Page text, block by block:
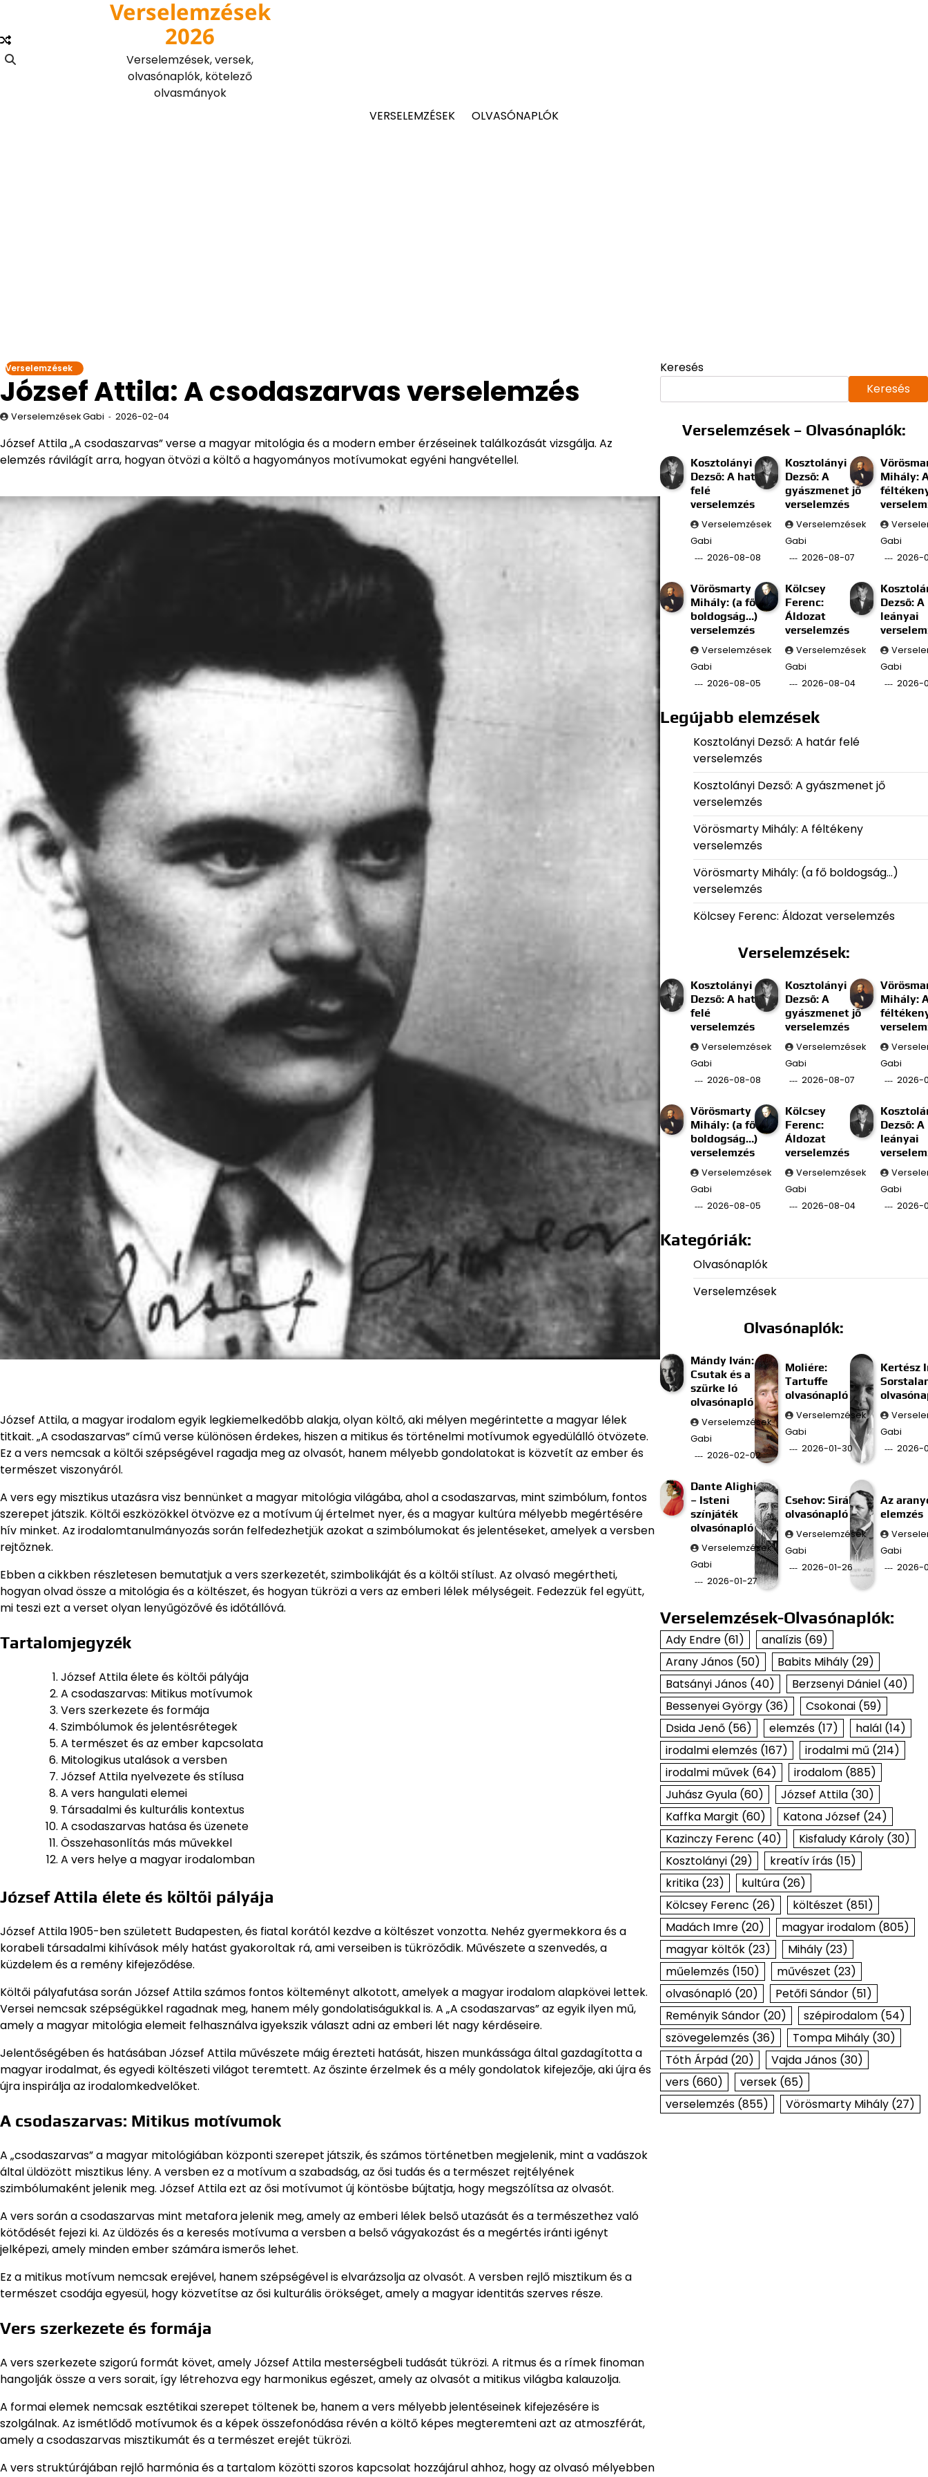
content
Verselemzések
2026
Verselemzések, versek,
olvasónaplók, kötelező
olvasmányok
VERSELEMZÉSEK
OLVASÓNAPLÓK
Verselemzések
József Attila: A csodaszarvas verselemzés
Verselemzések Gabi 2026-02-04
József Attila „A csodaszarvas” verse a magyar mitológia és a modern ember érzéseinek találkozását vizsgálja. Az
elemzés rávilágít arra, hogyan ötvözi a költő a hagyományos motívumokat egyéni hangvétellel.
József Attila, a magyar irodalom egyik legkiemelkedőbb alakja, olyan költő, aki mélyen megérintette a magyar lélek
titkait. „A csodaszarvas” című verse különösen érdekes, hiszen a mitikus és történelmi motívumok egyedülálló ötvözete.
Ez a vers nemcsak a költői szépségével ragadja meg az olvasót, hanem mélyebb gondolatokat is közvetít az ember és
természet viszonyáról.
A vers egy misztikus utazásra visz bennünket a magyar mitológia világába, ahol a csodaszarvas, mint szimbólum, fontos
szerepet játszik. Költői eszközökkel ötvözve ez a motívum új értelmet nyer, és a magyar kultúra mélyebb megértésére
hív minket. Az irodalomtanulmányozás során felfedezhetjük azokat a szimbólumokat és jelentéseket, amelyek a versben
rejtőznek.
Ebben a cikkben részletesen bemutatjuk a vers szerkezetét, szimbolikáját és a költői stílust. Az olvasó megértheti,
hogyan olvad össze a mitológia és a költészet, és hogyan tükrözi a vers az emberi lélek mélységeit. Fedezzük fel együtt,
mi teszi ezt a verset olyan lenyűgözővé és időtállóvá.
Tartalomjegyzék
József Attila élete és költői pályája
A csodaszarvas: Mitikus motívumok
Vers szerkezete és formája
Szimbólumok és jelentésrétegek
A természet és az ember kapcsolata
Mitologikus utalások a versben
József Attila nyelvezete és stílusa
A vers hangulati elemei
Társadalmi és kulturális kontextus
A csodaszarvas hatása és üzenete
Összehasonlítás más művekkel
A vers helye a magyar irodalomban
József Attila élete és költői pályája
József Attila 1905-ben született Budapesten, és fiatal korától kezdve a költészet vonzotta. Nehéz gyermekkora és a
korabeli társadalmi kihívások mély hatást gyakoroltak rá, ami verseiben is tükröződik. Művészete a szenvedés, a
küzdelem és a remény kifejeződése.
Költői pályafutása során József Attila számos fontos költeményt alkotott, amelyek a magyar irodalom alapkövei lettek.
Versei nemcsak szépségükkel ragadnak meg, hanem mély gondolatiságukkal is. A „A csodaszarvas” az egyik ilyen mű,
amely a magyar mitológia elemeit felhasználva igyekszik választ adni az emberi lét nagy kérdéseire.
Jelentőségében és hatásában József Attila művészete máig érezteti hatását, hiszen munkássága által gazdagította a
magyar irodalmat, és egyedi költészeti világot teremtett. Az őszinte érzelmek és a mély gondolatok kifejezője, aki újra és
újra inspirálja az irodalomkedvelőket.
A csodaszarvas: Mitikus motívumok
A „csodaszarvas” a magyar mitológiában központi szerepet játszik, és számos történetben megjelenik, mint a vadászok
által üldözött misztikus lény. A versben ez a motívum a szabadság, az ősi tudás és a természet rejtélyének
szimbólumaként jelenik meg. József Attila ezt az ősi motívumot új köntösbe bújtatja, hogy megszólítsa az olvasót.
A vers során a csodaszarvas mint metafora jelenik meg, amely az emberi lélek belső utazását és a természethez való
kötődését fejezi ki. Az üldözés és a keresés motívuma a versben a belső vágyakozást és a megértés iránti igényt
jelképezi, amely minden ember számára ismerős lehet.
Ez a mitikus motívum nemcsak erejével, hanem szépségével is elvarázsolja az olvasót. A versben rejlő misztikum és a
természet csodája egyesül, hogy közvetítse az ősi kulturális örökséget, amely a magyar identitás szerves része.
Vers szerkezete és formája
A vers szerkezete szigorú formát követ, amely József Attila mesterségbeli tudását tükrözi. A ritmus és a rímek finoman
hangolják össze a vers sorait, így létrehozva egy harmonikus egészet, amely az olvasót a mitikus világba kalauzolja.
A formai elemek nemcsak esztétikai szerepet töltenek be, hanem a vers mélyebb jelentéseinek kifejezésére is
szolgálnak. Az ismétlődő motívumok és a képek összefonódása révén a költő képes megteremteni azt az atmoszférát,
amely a csodaszarvas misztikumát és a természet erejét tükrözi.
A vers struktúrájában rejlő harmónia és a tartalom közötti szoros kapcsolat hozzájárul ahhoz, hogy az olvasó mélyebben
Keresés
Keresés
Verselemzések – Olvasónaplók:
Kosztolányi
Dezső: A határ
felé
verselemzés
Verselemzések
Gabi
2026-08-08
Kosztolányi
Dezső: A
gyászmenet jő
verselemzés
Verselemzések
Gabi
2026-08-07
Mihály:
Gabi
2026-
Vörösmarty
Mihály: (a fő
boldogság…)
verselemzés
Verselemzések
Gabi
2026-08-05
Kölcsey
Ferenc:
Áldozat
verselemzés
Verselemzések
Gabi
2026-08-04
Dezső:
leányai
Gabi
2026-
Legújabb elemzések
Kosztolányi Dezső: A határ felé
verselemzés
Kosztolányi Dezső: A gyászmenet jő
verselemzés
Vörösmarty Mihály: A féltékeny
verselemzés
Vörösmarty Mihály: (a fő boldogság…)
verselemzés
Kölcsey Ferenc: Áldozat verselemzés
Verselemzések:
Kosztolányi
Dezső: A határ
felé
verselemzés
Verselemzések
Gabi
2026-08-08
Kosztolányi
Dezső: A
gyászmenet jő
verselemzés
Verselemzések
Gabi
2026-08-07
Mihály:
Gabi
2026-
Vörösmarty
Mihály: (a fő
boldogság…)
verselemzés
Verselemzések
Gabi
2026-08-05
Kölcsey
Ferenc:
Áldozat
verselemzés
Verselemzések
Gabi
2026-08-04
Dezső:
leányai
Gabi
2026-
Kategóriák:
Olvasónaplók
Verselemzések
Olvasónaplók:
Mándy Iván:
Csutak és a
szürke ló
olvasónapló
Verselemzések
Gabi
2026-02-02
Moliére:
Tartuffe
olvasónapló
Verselemzések
Gabi
2026-01-30
Kertész
Gabi
2026-
Dante Alighieri
– Isteni
színjáték
olvasónapló
Verselemzések
Gabi
2026-01-27
Csehov: Sirály
olvasónapló
Verselemzések
Gabi
2026-01-26
Az
elemzés
Gabi
2026-
Verselemzések-Olvasónaplók:
Ady Endre(61) analízis(69)
Arany János(50) Babits Mihály(29)
Batsányi János(40) Berzsenyi Dániel(40)
Bessenyei György(36) Csokonai(59)
Dsida Jenő(56) elemzés(17) halál(14)
irodalmi elemzés(167) irodalmi mű (214)
irodalmi művek(64) irodalom(885)
Juhász Gyula(60) József Attila(30)
Kaffka Margit (60) Katona József (24)
Kazinczy Ferenc (40) Kisfaludy Károly(30)
Kosztolányi(29) kreatív írás(15)
kritika(23) kultúra(26)
Kölcsey Ferenc (26) költészet (851)
Madách Imre(20) magyar irodalom(805)
magyar költők(23) Mihály(23)
műelemzés(150) művészet (23)
olvasónapló(20) Petőfi Sándor(51)
Reményik Sándor(20) szépirodalom(54)
szövegelemzés(36) Tompa Mihály(30)
Tóth Árpád(20) Vajda János(30)
vers(660) versek(65)
verselemzés(855) Vörösmarty Mihály(27)